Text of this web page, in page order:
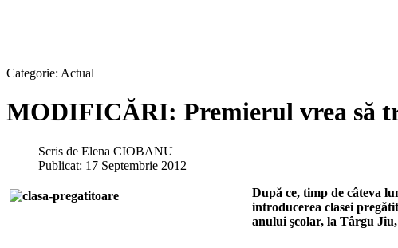
Categorie: Actual
MODIFICĂRI: Premierul vrea să
Scris de Elena CIOBANU
Publicat: 17 Septembrie 2012
După ce, timp de câteva
introducerea clasei
anului şcolar, la Târgu